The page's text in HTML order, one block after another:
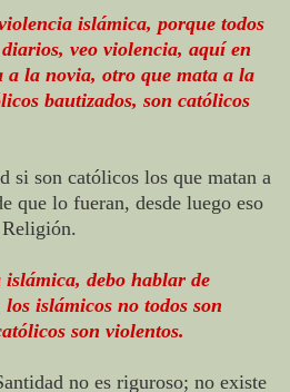
islámica, porque todos
veo violencia, aquí en
la novia, otro que mata a la
bautizados, son católicos
si son católicos los que matan a
que lo fueran, desde luego eso
debo hablar de
islámicos no todos son
son violentos.
no es riguroso; no existe